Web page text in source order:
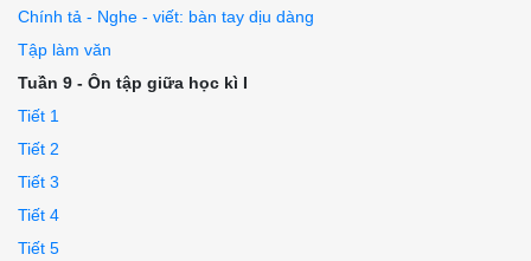
Chính tả - Nghe - viết: bàn tay dịu dàng
Tập làm văn
Tuần 9 - Ôn tập giữa học kì I
Tiết 1
Tiết 2
Tiết 3
Tiết 4
Tiết 5